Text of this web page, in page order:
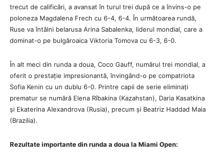
trecut de calificări, a avansat în turul trei după ce a învins-o pe
poloneza Magdalena Frech cu 6-4, 6-4. În următoarea rundă,
Ruse va întâlni belarusa Arina Sabalenka, liderul mondial, care a
dominat-o pe bulgăroaica Viktoria Tomova cu 6-3, 6-0.
În alt meci din runda a doua, Coco Gauff, numărul trei mondial, a
oferit o prestație impresionantă, învingând-o pe compatriota
Sofia Kenin cu un dublu 6-0. Printre capii de serie eliminați
prematur se numără Elena Rîbakina (Kazahstan), Daria Kasatkina
și Ekaterina Alexandrova (Rusia), precum și Beatriz Haddad Maia
(Brazilia).
Rezultate importante din runda a doua la Miami Open: